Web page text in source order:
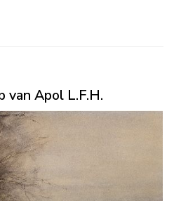
van Apol L.F.H.